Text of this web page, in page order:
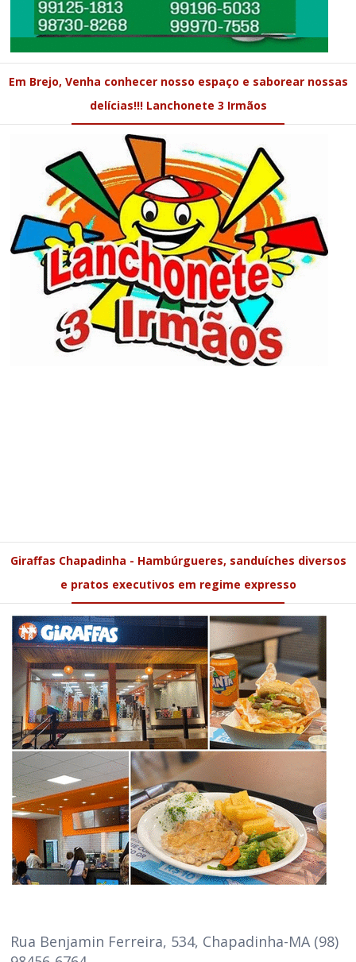
Em Brejo, Venha conhecer nosso espaço e saborear nossas
delícias!!! Lanchonete 3 Irmãos
Giraffas Chapadinha - Hambúrgueres, sanduíches diversos
e pratos executivos em regime expresso
Rua Benjamin Ferreira, 534, Chapadinha-MA (98)